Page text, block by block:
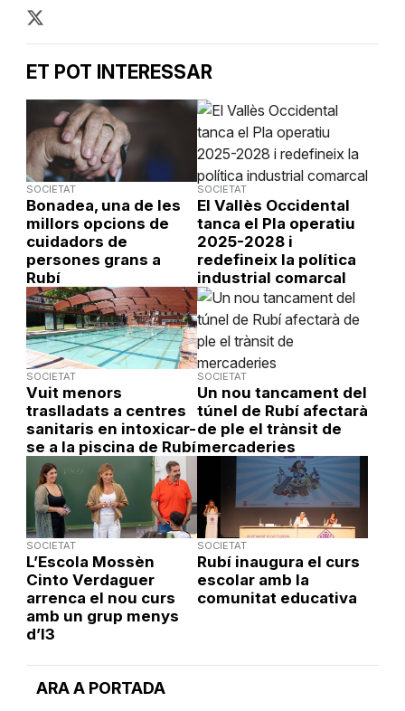
ARA A PORTADA
ET POT INTERESSAR
SOCIETAT
Bonadea, una de les
millors opcions de
cuidadors de
persones grans a
Rubí
SOCIETAT
El Vallès Occidental
tanca el Pla operatiu
2025-2028 i
redefineix la política
industrial comarcal
SOCIETAT
Vuit menors
traslladats a centres
sanitaris en intoxicar-
se a la piscina de Rubí
SOCIETAT
Un nou tancament del
túnel de Rubí afectarà
de ple el trànsit de
mercaderies
SOCIETAT
L’Escola Mossèn
Cinto Verdaguer
arrenca el nou curs
amb un grup menys
d’I3
SOCIETAT
Rubí inaugura el curs
escolar amb la
comunitat educativa